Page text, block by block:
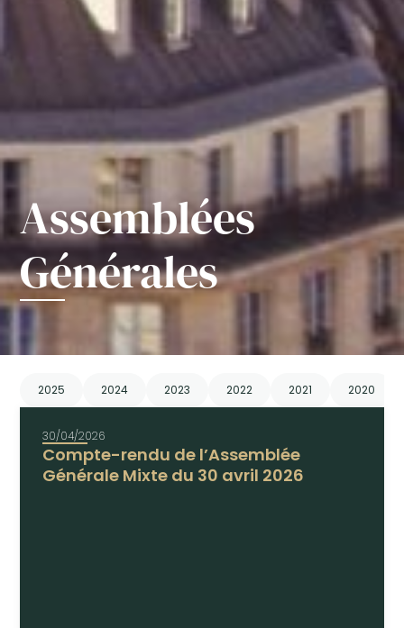
Assemblées
Générales
2025 2024 2023 2022 2021 2020
30/04/2026
Compte-rendu de l’Assemblée
Générale Mixte du 30 avril 2026